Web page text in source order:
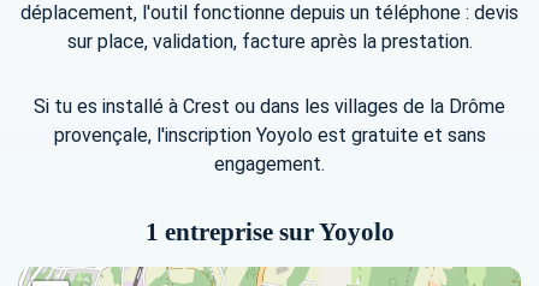
déplacement, l'outil fonctionne depuis un téléphone : devis
sur place, validation, facture après la prestation.
Si tu es installé à Crest ou dans les villages de la Drôme
provençale, l'inscription Yoyolo est gratuite et sans
engagement.
1 entreprise sur Yoyolo